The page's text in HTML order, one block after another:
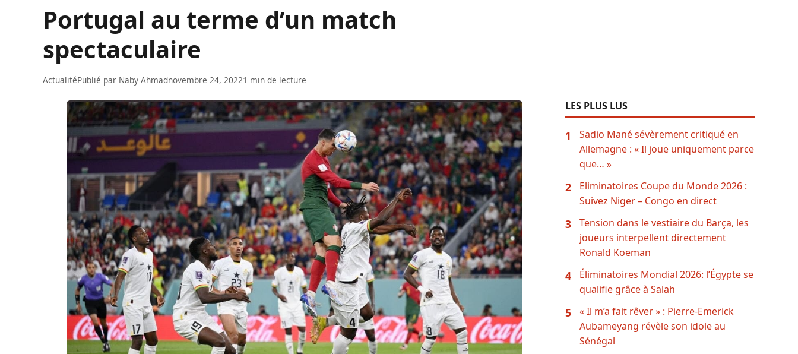
Portugal au terme d’un match
spectaculaire
ActualitéPublié par Naby Ahmadnovembre 24, 20221 min de lecture
LES PLUS LUS
1
Sadio Mané sévèrement critiqué en
Allemagne : « Il joue uniquement parce
que… »
2
Eliminatoires Coupe du Monde 2026 :
Suivez Niger – Congo en direct
3
Tension dans le vestiaire du Barça, les
joueurs interpellent directement
Ronald Koeman
4
Éliminatoires Mondial 2026: l’Égypte se
qualifie grâce à Salah
5
« Il m’a fait rêver » : Pierre-Emerick
Aubameyang révèle son idole au
Sénégal